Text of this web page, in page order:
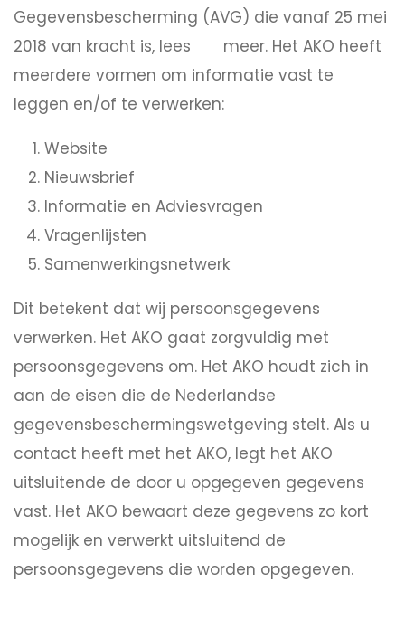
Gegevensbescherming (AVG) die vanaf 25 mei
2018 van kracht is, lees
meer. Het AKO heeft
meerdere vormen om informatie vast te
leggen en/of te verwerken:
Website
Nieuwsbrief
Informatie en Adviesvragen
Vragenlijsten
Samenwerkingsnetwerk
Dit betekent dat wij persoonsgegevens
verwerken. Het AKO gaat zorgvuldig met
persoonsgegevens om. Het AKO houdt zich in
aan de eisen die de Nederlandse
gegevensbeschermingswetgeving stelt. Als u
contact heeft met het AKO, legt het AKO
uitsluitende de door u opgegeven gegevens
vast. Het AKO bewaart deze gegevens zo kort
mogelijk en verwerkt uitsluitend de
persoonsgegevens die worden opgegeven.